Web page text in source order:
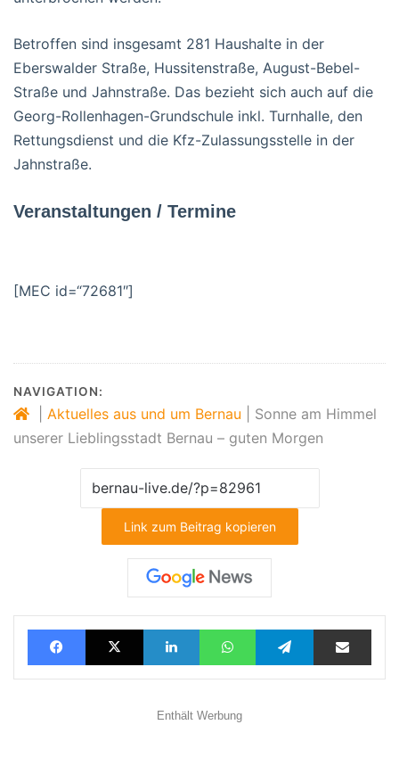
Betroffen sind insgesamt 281 Haushalte in der
Eberswalder Straße, Hussitenstraße, August-Bebel-
Straße und Jahnstraße. Das bezieht sich auch auf die
Georg-Rollenhagen-Grundschule inkl. Turnhalle, den
Rettungsdienst und die Kfz-Zulassungsstelle in der
Jahnstraße.
Veranstaltungen / Termine
[MEC id=“72681″]
NAVIGATION:
Aktuelles aus und um Bernau
Sonne am Himmel
unserer Lieblingsstadt Bernau – guten Morgen
Link zum Beitrag kopieren
FacebookX LinkedInWhatsAppTelegramTeilen via E-Mail
Enthält Werbung